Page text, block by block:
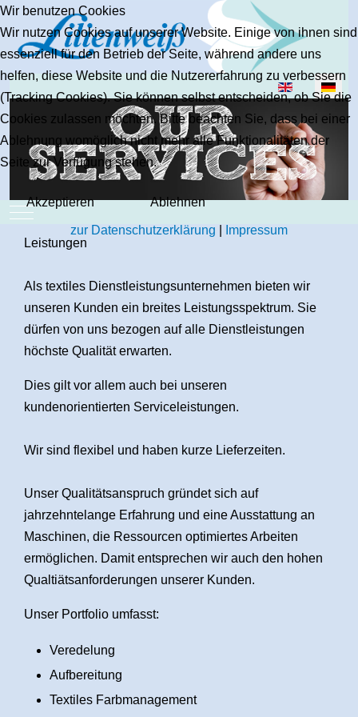
Sprache
Mobile Menu Toggle
Leistungen
Als textiles Dienstleistungsunternehmen bieten wir
unseren Kunden ein breites Leistungsspektrum. Sie
dürfen von uns bezogen auf alle Dienstleistungen
höchste Qualität erwarten.
Dies gilt vor allem auch bei unseren
kundenorientierten Serviceleistungen.
Wir sind flexibel und haben kurze Lieferzeiten.
Unser Qualitätsanspruch gründet sich auf
jahrzehntelange Erfahrung und eine Ausstattung an
Maschinen, die Ressourcen optimiertes Arbeiten
ermöglichen. Damit entsprechen wir auch den hohen
Qualtiätsanforderungen unserer Kunden.
Unser Portfolio umfasst:
Veredelung
Aufbereitung
Textiles Farbmanagement
Wir benutzen Cookies
Wir nutzen Cookies auf unserer Website. Einige von ihnen sind
essenziell für den Betrieb der Seite, während andere uns
helfen, diese Website und die Nutzererfahrung zu verbessern
(Tracking Cookies). Sie können selbst entscheiden, ob Sie die
Cookies zulassen möchten. Bitte beachten Sie, dass bei einer
Ablehnung womöglich nicht mehr alle Funktionalitäten der
Seite zur Verfügung stehen.
Akzeptieren Ablehnen
zur Datenschutzerklärung Impressum